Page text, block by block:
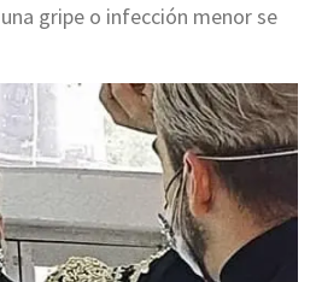
gripe o infección menor se